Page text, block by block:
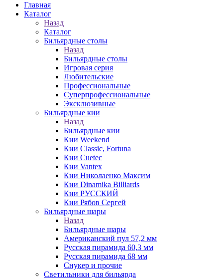
Главная
Каталог
Назад
Каталог
Бильярдные столы
Назад
Бильярдные столы
Игровая серия
Любительские
Профессиональные
Суперпрофессиональные
Эксклюзивные
Бильярдные кии
Назад
Бильярдные кии
Кии Weekend
Кии Classic, Fortuna
Кии Cuetec
Кии Vantex
Кии Николаенко Максим
Кии Dinamika Billiards
Кии РУССКИЙ
Кии Рябов Сергей
Бильярдные шары
Назад
Бильярдные шары
Американский пул 57,2 мм
Русская пирамида 60,3 мм
Русская пирамида 68 мм
Снукер и прочие
Светильники для бильярда